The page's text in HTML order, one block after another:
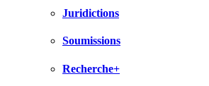
Juridictions
Soumissions
Recherche+